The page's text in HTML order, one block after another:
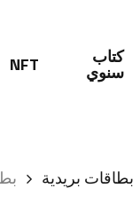
كتاب
سنوي NFT
بطاقات بريدية